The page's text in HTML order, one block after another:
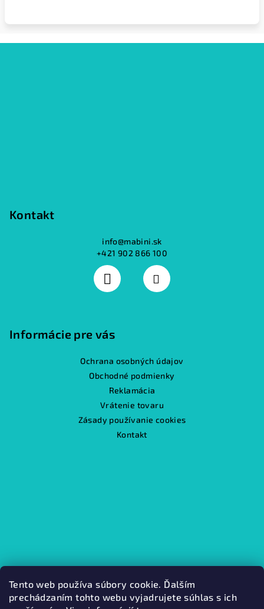
Tento web používa súbory cookie. Ďalším
prechádzaním tohto webu vyjadrujete súhlas s ich
Kontakt
info@mabini.sk
+421 902 866 100
Informácie pre vás
Ochrana osobných údajov
Obchodné podmienky
Reklamácia
Vrátenie tovaru
Zásady používanie cookies
Kontakt